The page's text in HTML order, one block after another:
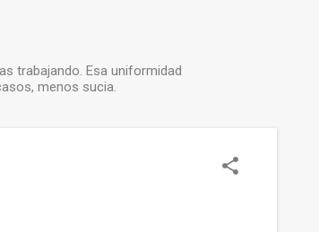
trabajando. Esa uniformidad
menos sucia.